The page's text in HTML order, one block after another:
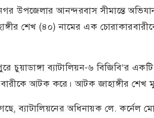
উপজেলার আনন্দরবাস সীমান্তে
শেখ (৪০) নামের এক
চুয়াডাঙ্গা ব্যাটালিয়ন-৬ বিজিবি’র
আটক করে। আটক জাহাঙ্গীর শেখ
ব্যাটালিয়নের অধিনায়ক লে.